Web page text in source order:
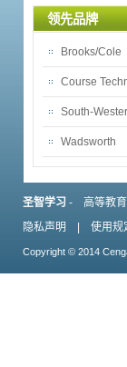
领先品牌
Brooks/Cole
Course
South-
Wadsworth
圣智学习 - 高等教育
隐私声明
使用规
Copyright © 2014